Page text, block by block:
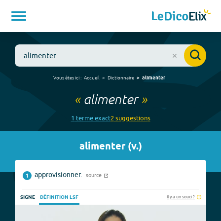
Vous êtes ici : Accueil Dictionnaire alimenter
« alimenter»
1 termeexact2 suggestions
alimenter(v.)
1 approvisionner. source
SIGNE DÉFINITION LSF Il y a un souci ?